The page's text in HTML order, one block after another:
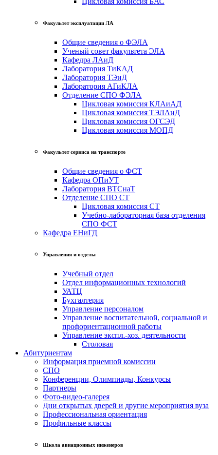
Факультет эксплуатации ЛА
Общие сведения о ФЭЛА
Ученый совет факультета ЭЛА
Кафедра ЛАиД
Лаборатория ТиКАД
Лаборатория ТЭиД
Лаборатория АГиКЛА
Отделение СПО ФЭЛА
Цикловая комиссия КЛАиАД
Цикловая комиссия ТЭЛАиД
Цикловая комиссия ОГСЭД
Цикловая комиссия МОПД
Факультет сервиса на транспорте
Общие сведения о ФСТ
Кафедра ОПиУТ
Лаборатория ВТСнаТ
Отделение СПО СТ
Цикловая комиссия СТ
Учебно-лабораторная база отделения
СПО ФСТ
Кафедра ЕНиГД
Управления и отделы
Учебный отдел
Отдел информационных технологий
УАТЦ
Бухгалтерия
Управление персоналом
Управление воспитательной, социальной и
профориентационной работы
Управление экспл.-хоз. деятельности
Столовая
Абитуриентам
Информация приемной комиссии
СПО
Конференции, Олимпиады, Конкурсы
Партнеры
Фото-видео-галерея
Дни открытых дверей и другие мероприятия вуза
Профессиональная ориентация
Профильные классы
Школа авиационных инженеров